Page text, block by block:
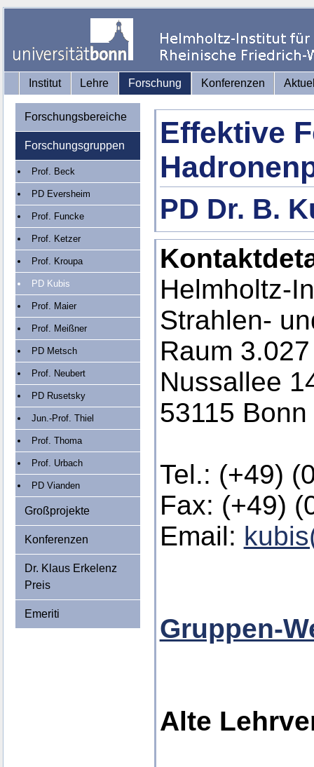
Institut Lehre Forschung Konferenzen
Forschungsbereiche
Forschungsgruppen
Prof. Beck
PD Eversheim
Prof. Funcke
Prof. Ketzer
Prof. Kroupa
PD Kubis
Prof. Maier
Prof. Meißner
PD Metsch
Prof. Neubert
PD Rusetsky
Jun.-Prof. Thiel
Prof. Thoma
Prof. Urbach
PD Vianden
Großprojekte
Konferenzen
Dr. Klaus Erkelenz
Preis
Emeriti
Effektive
PD Dr. B.
Helmholtz-
Strahlen-
Raum
Nussallee
53115 Bonn
Tel.: (+49)
Fax: (+49)
Email:
Gruppen-
Alte